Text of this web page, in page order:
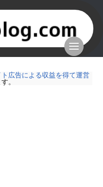
広告による収益を得て運営
。